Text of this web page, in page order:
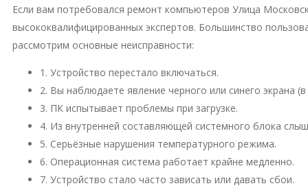
Если вам потребовался ремонт компьютеров Улица
высококвалифицированных экспертов. Большинство
рассмотрим основные неисправности:
1. Устройство перестало включаться.
2. Вы наблюдаете явление черного или синего экрана
3. ПК испытывает проблемы при загрузке.
4. Из внутренней составляющей системного блока
5. Серьёзные нарушения температурного режима.
6. Операционная система работает крайне медленно.
7. Устройство стало часто зависать или давать сбои.